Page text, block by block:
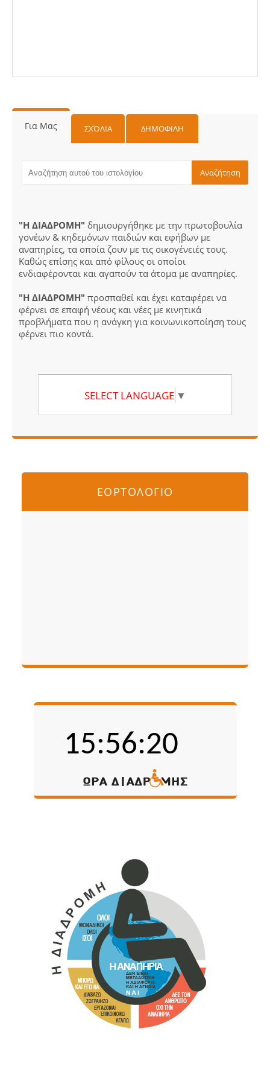
Για Μας ΣΧΌΛΙΑ ΔΗΜΟΦΙΛΗ
"Η ΔΙΑΔΡΟΜΗ" δημιουργήθηκε με την πρωτοβουλία
γονέων & κηδεμόνων παιδιών και εφήβων με
αναπηρίες, τα οποία ζουν με τις οικογένειές τους.
Καθώς επίσης και από φίλους οι οποίοι
ενδιαφέρονται και αγαπούν τα άτομα με αναπηρίες.
"Η ΔΙΑΔΡΟΜΗ" προσπαθεί και έχει καταφέρει να
φέρνει σε επαφή νέους και νέες με κινητικά
προβλήματα που η ανάγκη για κοινωνικοποίηση τους
φέρνει πιο κοντά.
SELECT LANGUAGE ▼
ΕΟΡΤΟΛΟΓΙΟ